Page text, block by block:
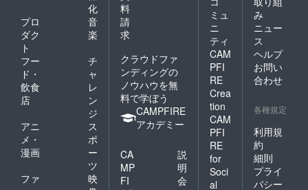
化
プロ
ダク
ト
音
楽
フー
ド・
飲食
店
チ
ャ
レ
ン
ジ
アニ
メ・
漫画
ス
ポ
ー
ツ
ファ
映
料
請
求
クラウドファ
ンディングの
ノウハウを無
料で学ぼう
CAMPFIRE
アカデミー
CA
MP
FI
説
明
会
ミュ
ニ
ティ
CAM
PFI
RE
Crea
tion
CAM
PFI
RE
for
Soci
al
み
ニュー
ス
ヘルプ
お問い
合わせ
各種規定
利用規
約
細則
プライ
バシー